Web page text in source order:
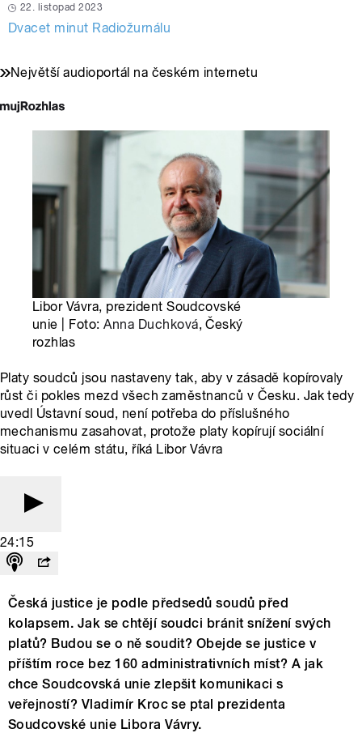
22. listopad 2023
Dvacet minut Radiožurnálu
Největší audioportál na českém internetu
Libor Vávra, prezident Soudcovské
unie | Foto:Anna Duchková, Český
rozhlas
Platy soudců jsou nastaveny tak, aby v zásadě kopírovaly
růst či pokles mezd všech zaměstnanců v Česku. Jak tedy
uvedl Ústavní soud, není potřeba do příslušného
mechanismu zasahovat, protože platy kopírují sociální
situaci v celém státu, říká Libor Vávra
24:15
Česká justice je podle předsedů soudů před
kolapsem. Jak se chtějí soudci bránit snížení svých
platů? Budou se o ně soudit? Obejde se justice v
příštím roce bez 160 administrativních míst? A jak
chce Soudcovská unie zlepšit komunikaci s
veřejností? Vladimír Kroc se ptal prezidenta
Soudcovské unie Libora Vávry.